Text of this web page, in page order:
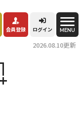
会員登録 ログイン MENU
2026.08.10更新